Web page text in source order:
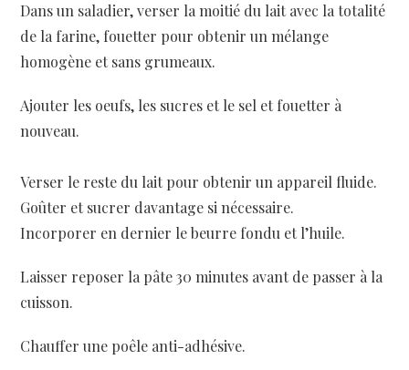
Dans un saladier, verser la moitié du lait avec la totalité
de la farine, fouetter pour obtenir un mélange
homogène et sans grumeaux.
Ajouter les oeufs, les sucres et le sel et fouetter à
nouveau.
Verser le reste du lait pour obtenir un appareil fluide.
Goûter et sucrer davantage si nécessaire.
Incorporer en dernier le beurre fondu et l’huile.
Laisser reposer la pâte 30 minutes avant de passer à la
cuisson.
Chauffer une poêle anti-adhésive.